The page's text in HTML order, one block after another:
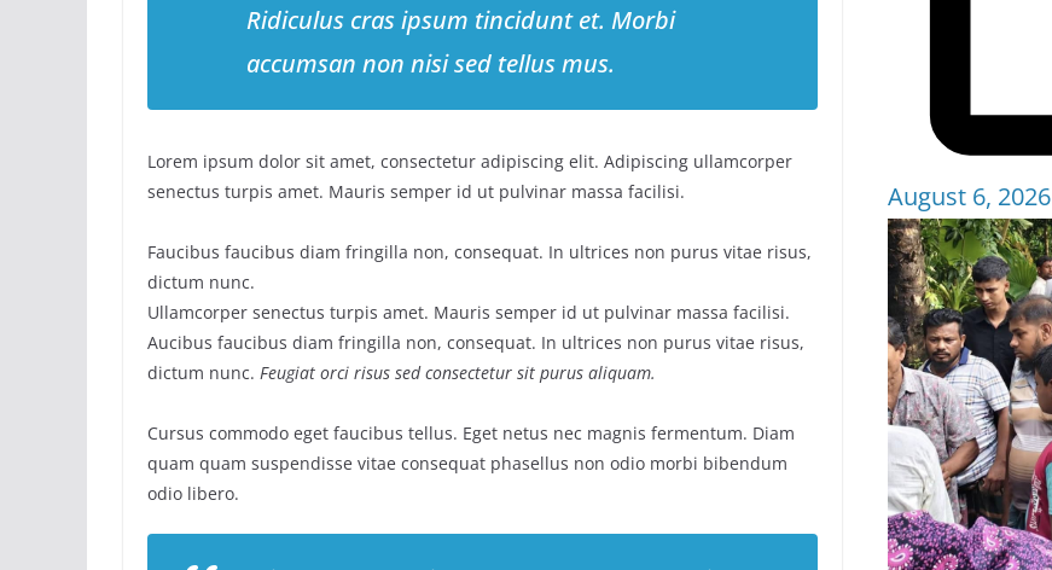
Ridiculus cras ipsum tincidunt et. Morbi
accumsan non nisi sed tellus mus.
Lorem ipsum dolor sit amet, consectetur adipiscing elit. Adipiscing ullamcorper
senectus turpis amet. Mauris semper id ut pulvinar massa facilisi.
Faucibus faucibus diam fringilla non, consequat. In ultrices non purus vitae risus,
dictum nunc.
Ullamcorper senectus turpis amet. Mauris semper id ut pulvinar massa facilisi.
Aucibus faucibus diam fringilla non, consequat. In ultrices non purus vitae risus,
dictum nunc. Feugiat orci risus sed consectetur sit purus aliquam.
Cursus commodo eget faucibus tellus. Eget netus nec magnis fermentum. Diam
quam quam suspendisse vitae consequat phasellus non odio morbi bibendum
odio libero.
August 6, 2026